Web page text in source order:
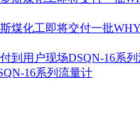
煤化工即将交付一批
16系列流量计